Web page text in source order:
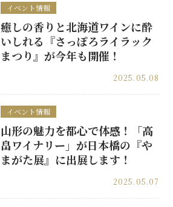
イベント情報
癒しの香りと北海道ワインに酔
いしれる『さっぽろライラック
まつり』が今年も開催！
2025.05.08
イベント情報
山形の魅力を都心で体感！「高
畠ワイナリー」が日本橋の『や
まがた展』に出展します！
2025.05.07